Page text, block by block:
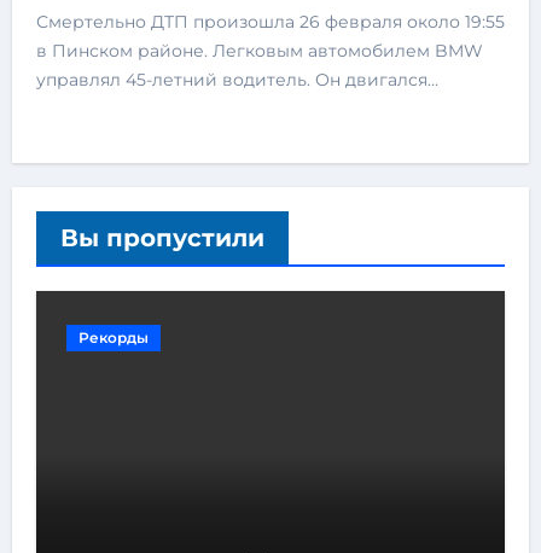
Смертельно ДТП произошла 26 февраля около 19:55
в Пинском районе. Легковым автомобилем BMW
управлял 45-летний водитель. Он двигался…
Вы пропустили
Рекорды